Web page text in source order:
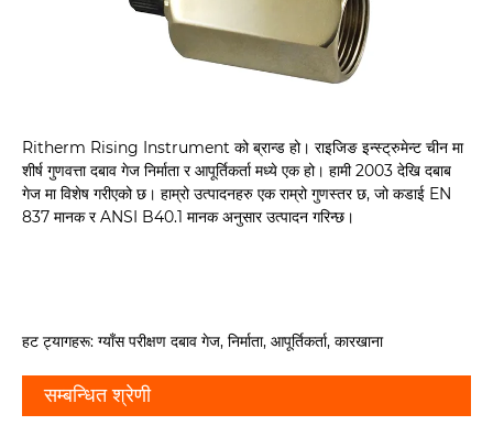
Ritherm Rising Instrument को ब्रान्ड हो। राइजिङ इन्स्ट्रुमेन्ट चीन मा
शीर्ष गुणवत्ता दबाव गेज निर्माता र आपूर्तिकर्ता मध्ये एक हो। हामी 2003 देखि दबाब
गेज मा विशेष गरीएको छ। हाम्रो उत्पादनहरु एक राम्रो गुणस्तर छ, जो कडाई EN
837 मानक र ANSI B40.1 मानक अनुसार उत्पादन गरिन्छ।
हट ट्यागहरू: ग्याँस परीक्षण दबाव गेज, निर्माता, आपूर्तिकर्ता, कारखाना
सम्बन्धित श्रेणी